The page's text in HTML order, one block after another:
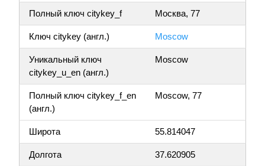
Полный ключ citykey_f Москва, 77
Ключ citykey (англ.) Moscow
Уникальный ключ
citykey_u_en (англ.)
Moscow
Полный ключ citykey_f_en
(англ.)
Moscow, 77
Широта 55.814047
Долгота 37.620905